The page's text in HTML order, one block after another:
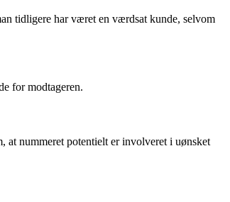
tidligere har været en værdsat kunde, selvom
for modtageren.
at nummeret potentielt er involveret i uønsket